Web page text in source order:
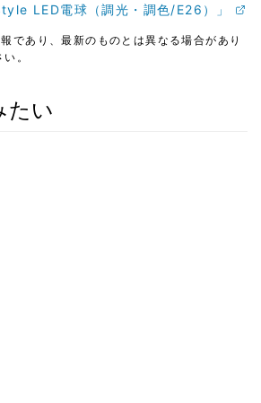
LED電球（調光・調色/E26）」
であり、最新のものとは異なる場合があり
。
たい